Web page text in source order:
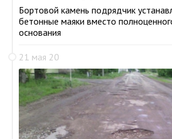
Бортовой камень подрядчик
бетонные маяки вместо
основания
21 мая 20